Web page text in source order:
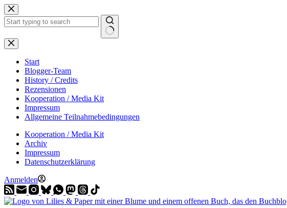
Zum
Inhalt
springen
Start
Blogger-Team
History / Credits
Rezensionen
Kooperation / Media Kit
Impressum
Allgemeine Teilnahmebedingungen
Kooperation / Media Kit
Archiv
Impressum
Datenschutzerklärung
Anmelden